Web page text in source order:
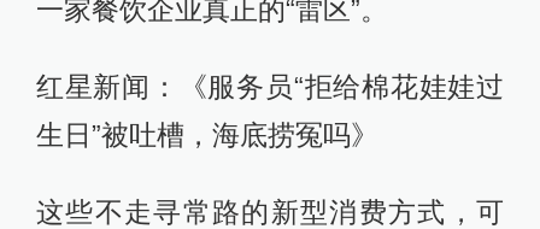
一家餐饮企业真正的“雷区”。
红星新闻：《服务员“拒给棉花娃娃过
生日”被吐槽，海底捞冤吗》
这些不走寻常路的新型消费方式，可